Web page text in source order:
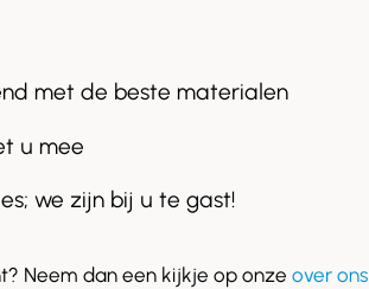
met de beste materialen
u mee
we zijn bij u te gast!
Neem dan een kijkje op onze over ons